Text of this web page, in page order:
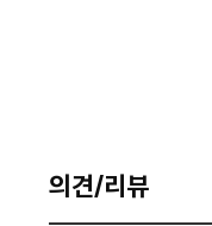
의견/리뷰